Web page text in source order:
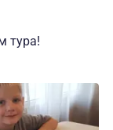
тура!